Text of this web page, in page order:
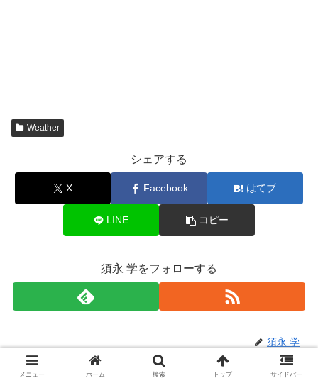
Weather
シェアする
X Facebook はてブ
LINE コピー
須永 学をフォローする
須永 学
メニュー ホーム 検索 トップ サイドバー